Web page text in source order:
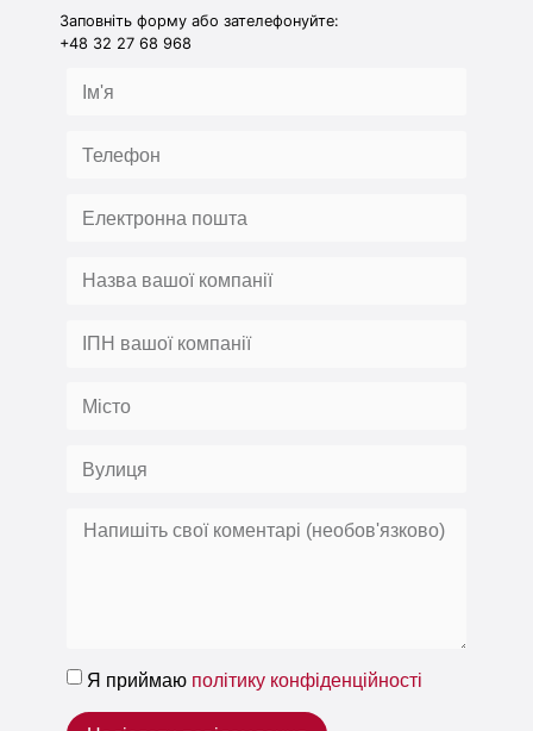
Заповніть форму або зателефонуйте:
+48 32 27 68 968
Я приймаю політику конфіденційності